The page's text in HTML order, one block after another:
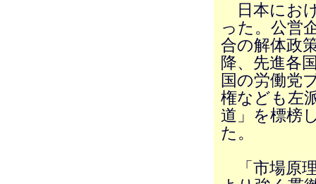
日本にお
った。公営
合の解体政
降、先進各
国の労働党
権なども左
道」を標榜
た。
「市場原